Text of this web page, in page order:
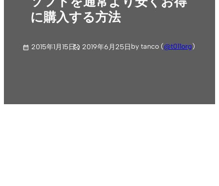
に購入する方法
2015年1月15日 2019年6月25日by tanco (@t011org)